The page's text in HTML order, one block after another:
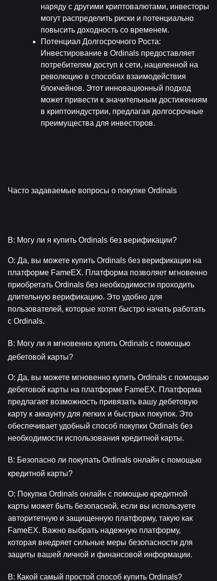
наряду с другими криптовалютами, инвесторы
могут распределить риски и потенциально
повысить доходность со временем.
Потенциал Долгосрочного Роста:
Инвестирование в Ordinals предоставляет
потребителям доступ к сети, нацеленной на
революцию в способах взаимодействия
блокчейнов. Этот инновационный подход
может привести к значительным достижениям
в криптоиндустрии, предлагая долгосрочные
преимущества для инвесторов.
Часто задаваемые вопросы о покупке Ordinals
В: Могу ли я купить Ordinals без верификации?
О: Да, вы можете купить Ordinals без верификации на
платформе FameEX. Платформа позволяет мгновенно
приобретать Ordinals без необходимости проходить
длительную верификацию. Это удобно для
пользователей, которые хотят быстро начать работать
с Ordinals.
В: Могу ли я мгновенно купить Ordinals с помощью
дебетовой карты?
О: Да, вы можете мгновенно купить Ordinals с помощью
дебетовой карты на платформе FameEX. Платформа
предлагает возможность привязать вашу дебетовую
карту к аккаунту для легких и быстрых покупок. Это
обеспечивает удобный способ покупки Ordinals без
необходимости использования кредитной карты.
В: Безопасно ли покупать Ordinals онлайн с помощью
кредитной карты?
О: Покупка Ordinals онлайн с помощью кредитной
карты может быть безопасной, если вы используете
авторитетную и защищенную платформу, такую как
FameEX. Важно выбрать надежную платформу,
которая внедряет сильные меры безопасности для
защиты вашей личной и финансовой информации.
В: Какой самый простой способ купить Ordinals?